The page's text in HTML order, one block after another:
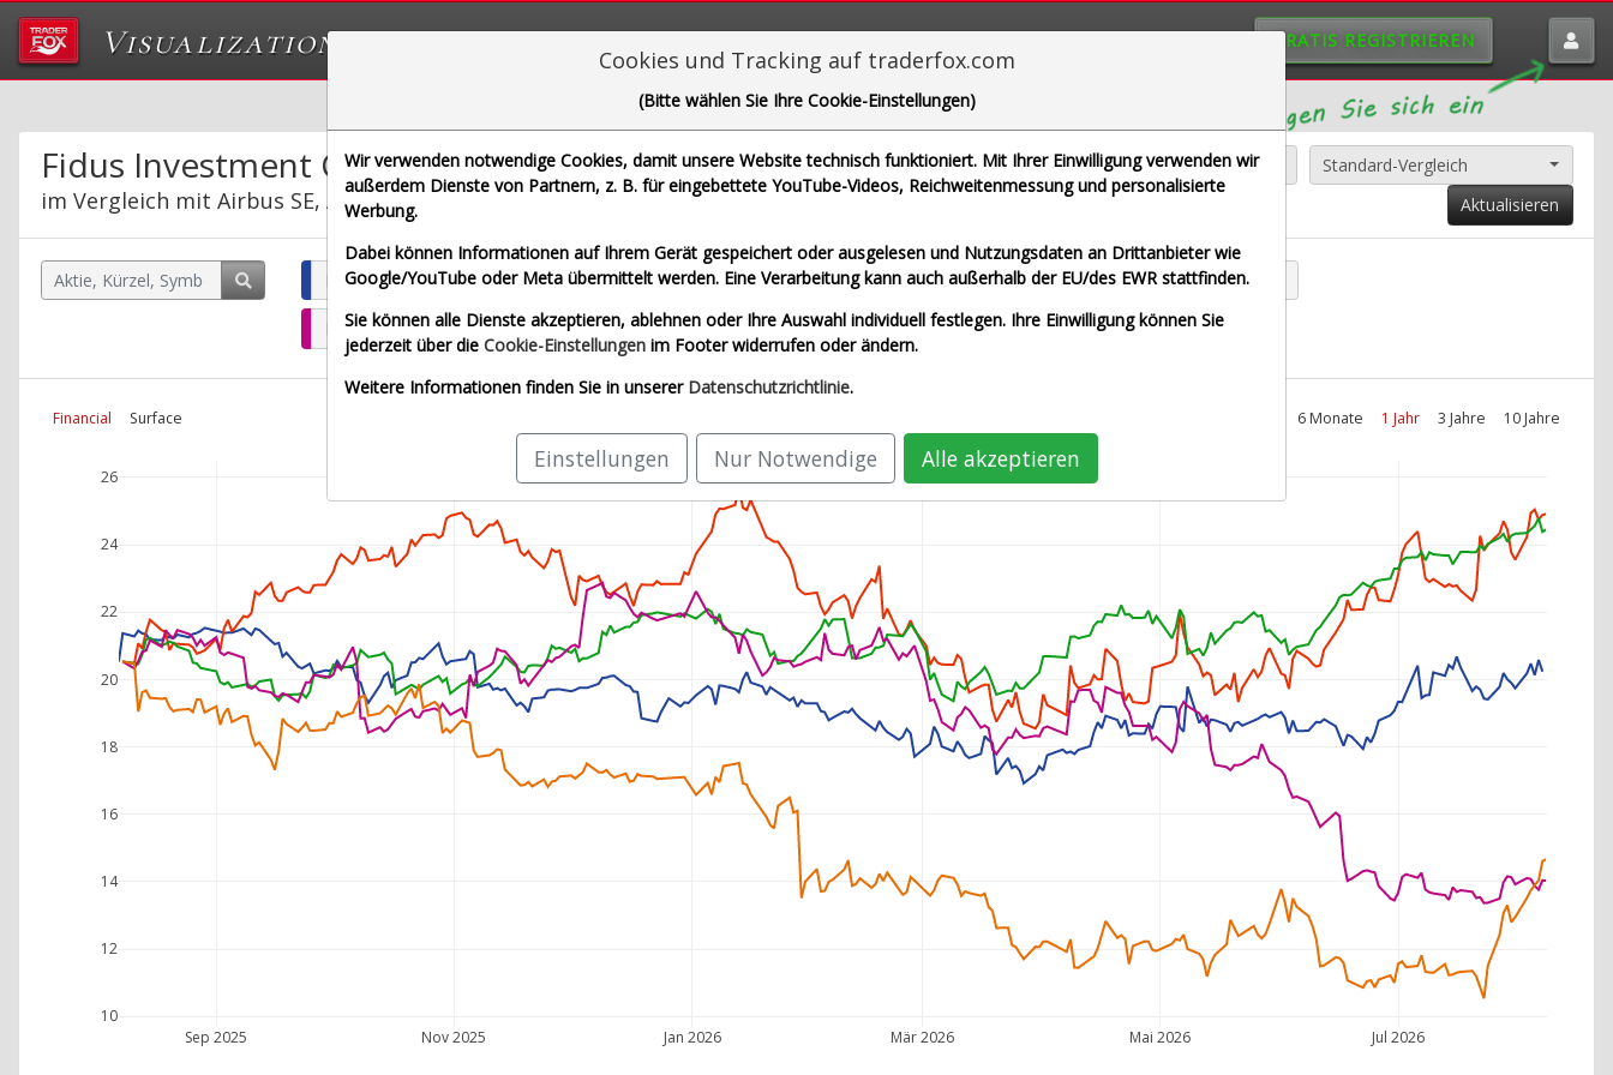
Visualizations GRATIS REGISTRIEREN
Fidus Investment Corp.
im Vergleich mit Airbus SE, Allianz SE, Bayerische Motoren Werke AG und 1 weitere Aktie
Alle Aktien entfernen
Standard-Vergleich
Aktualisieren
Fidus Investment Corp. (Echtzeit USD) Airbus SE (Echtzeit Euro) Allianz SE (Echtzeit Euro)
Bayerische Motoren Werke AG (Echtzeit Euro) SAP SE (Echtzeit Euro)
Financial Surface 6 Monate 1 Jahr 3 Jahre 10 Jahre
Sep 2025 Nov 2025 Jan 2026 Mär 2026 Mai 2026 Jul 2026
10
12
14
16
18
20
22
24
26
Cookies und Tracking auf traderfox.com
(Bitte wählen Sie Ihre Cookie-Einstellungen)
Wir verwenden notwendige Cookies, damit unsere Website technisch funktioniert. Mit Ihrer Einwilligung verwenden wir
außerdem Dienste von Partnern, z. B. für eingebettete YouTube-Videos, Reichweitenmessung und personalisierte
Werbung.
Dabei können Informationen auf Ihrem Gerät gespeichert oder ausgelesen und Nutzungsdaten an Drittanbieter wie
Google/YouTube oder Meta übermittelt werden. Eine Verarbeitung kann auch außerhalb der EU/des EWR stattfinden.
Sie können alle Dienste akzeptieren, ablehnen oder Ihre Auswahl individuell festlegen. Ihre Einwilligung können Sie
jederzeit über die Cookie-Einstellungen im Footer widerrufen oder ändern.
Weitere Informationen finden Sie in unserer Datenschutzrichtlinie.
Einstellungen Nur Notwendige Alle akzeptieren